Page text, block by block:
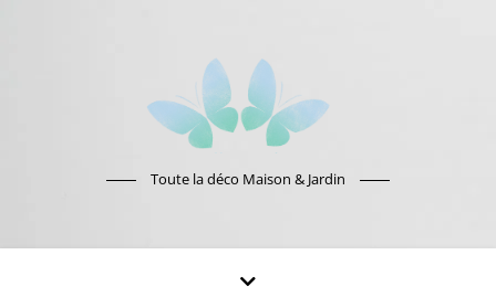
Toute la déco Maison & Jardin